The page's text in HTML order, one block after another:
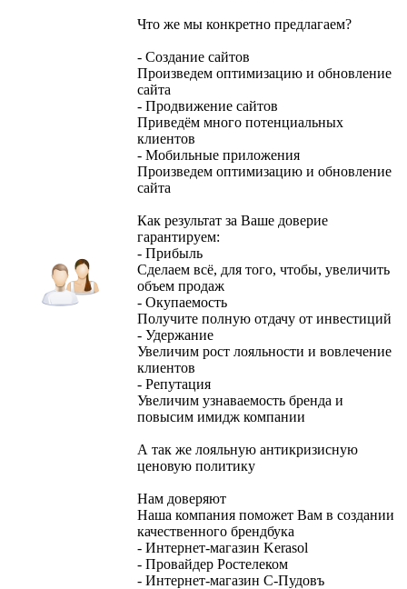
Что же мы конкретно предлагаем?
- Создание сайтов
Произведем оптимизацию и обновление
сайта
- Продвижение сайтов
Приведём много потенциальных
клиентов
- Мобильные приложения
Произведем оптимизацию и обновление
сайта
Как результат за Ваше доверие
гарантируем:
- Прибыль
Сделаем всё, для того, чтобы, увеличить
объем продаж
- Окупаемость
Получите полную отдачу от инвестиций
- Удержание
Увеличим рост лояльности и вовлечение
клиентов
- Репутация
Увеличим узнаваемость бренда и
повысим имидж компании
А так же лояльную антикризисную
ценовую политику
Нам доверяют
Наша компания поможет Вам в создании
качественного брендбука
- Интернет-магазин Kerasol
- Провайдер Ростелеком
- Интернет-магазин С-Пудовъ